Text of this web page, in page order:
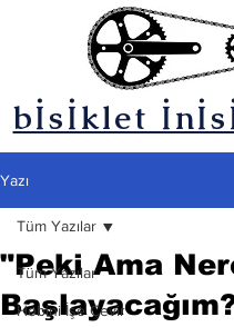
bİsİklet
Yazı
Tüm Yazılar
Hobini İşe Çevir
Tüm Yazılar
"Peki Ama